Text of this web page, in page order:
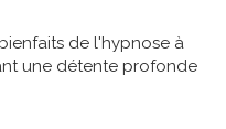
de l'hypnose à
une détente profonde